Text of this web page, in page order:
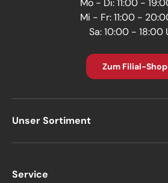
Mo - Di: 11:00 -
Mi - Fr: 11:00 -
Sa: 10:00 - 18:00
Zum Filial-Shop
Unser Sortiment
Service